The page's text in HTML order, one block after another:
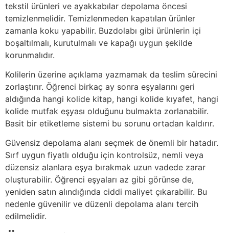
tekstil ürünleri ve ayakkabılar depolama öncesi
temizlenmelidir. Temizlenmeden kapatılan ürünler
zamanla koku yapabilir. Buzdolabı gibi ürünlerin içi
boşaltılmalı, kurutulmalı ve kapağı uygun şekilde
korunmalıdır.
Kolilerin üzerine açıklama yazmamak da teslim sürecini
zorlaştırır. Öğrenci birkaç ay sonra eşyalarını geri
aldığında hangi kolide kitap, hangi kolide kıyafet, hangi
kolide mutfak eşyası olduğunu bulmakta zorlanabilir.
Basit bir etiketleme sistemi bu sorunu ortadan kaldırır.
Güvensiz depolama alanı seçmek de önemli bir hatadır.
Sırf uygun fiyatlı olduğu için kontrolsüz, nemli veya
düzensiz alanlara eşya bırakmak uzun vadede zarar
oluşturabilir. Öğrenci eşyaları az gibi görünse de,
yeniden satın alındığında ciddi maliyet çıkarabilir. Bu
nedenle güvenilir ve düzenli depolama alanı tercih
edilmelidir.